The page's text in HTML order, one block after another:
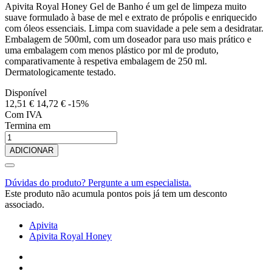
Apivita Royal Honey Gel de Banho é um gel de limpeza muito
suave formulado à base de mel e extrato de própolis e enriquecido
com óleos essenciais. Limpa com suavidade a pele sem a desidratar.
Embalagem de 500ml, com um doseador para uso mais prático e
uma embalagem com menos plástico por ml de produto,
comparativamente à respetiva embalagem de 250 ml.
Dermatologicamente testado.
Disponível
12,51 € 14,72 € -15%
Com IVA
Termina em
ADICIONAR
Dúvidas do produto? Pergunte a um especialista.
Este produto não acumula pontos pois já tem um desconto
associado.
Apivita
Apivita Royal Honey